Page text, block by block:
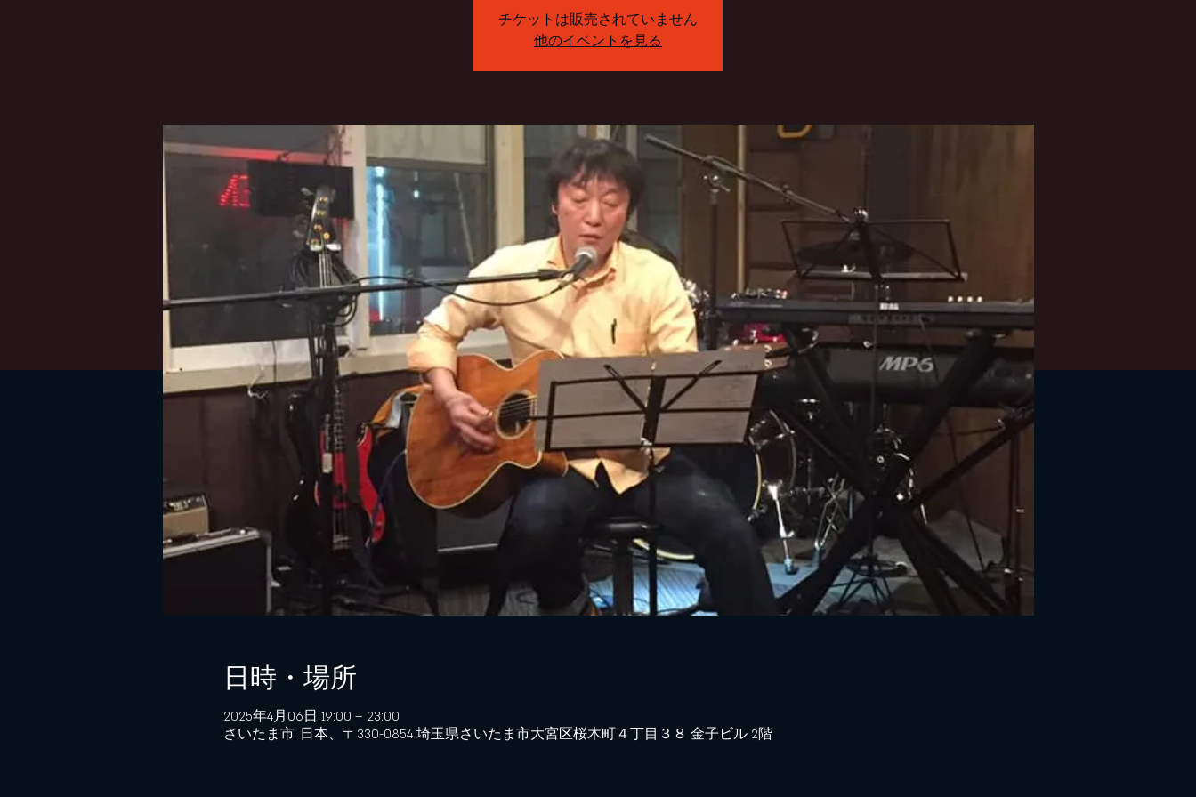
チケットは販売されていません
他のイベントを見る
日時・場所
2025年4月06日 19:00 – 23:00
さいたま市, 日本、〒330-0854 埼玉県さいたま市大宮区桜木町４丁目３８ 金子ビル 2階